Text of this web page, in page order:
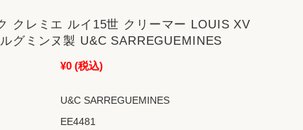
クレミエ ルイ15世 クリーマー LOUIS XV
グミンヌ製 U&C SARREGUEMINES
¥0 (税込)
U&C SARREGUEMINES
EE4481